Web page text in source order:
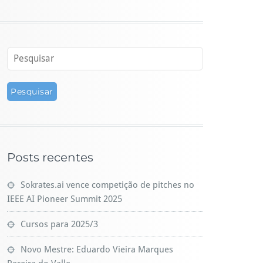
Posts recentes
Sokrates.ai vence competição de pitches no
IEEE AI Pioneer Summit 2025
Cursos para 2025/3
Novo Mestre: Eduardo Vieira Marques